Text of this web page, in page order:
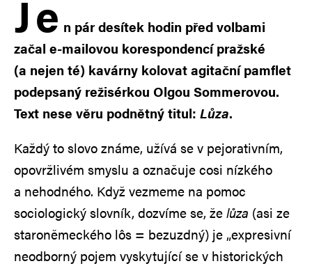
Je n pár desítek hodin před volbami
začal e-mailovou korespondencí pražské
(a nejen té) kavárny kolovat agitační pamflet
podepsaný režisérkou Olgou Sommerovou.
Text nese věru podnětný titul: Lůza.
Každý to slovo známe, užívá se v pejorativním,
opovržlivém smyslu a označuje cosi nízkého
a nehodného. Když vezmeme na pomoc
sociologický slovník, dozvíme se, želůza (asi ze
staroněmeckého lôs = bezuzdný) je „expresivní
neodborný pojem vyskytující se v historických